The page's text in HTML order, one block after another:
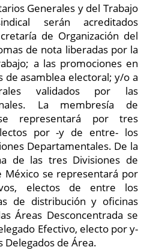
Generales y del Trabajo
serán acreditados
de Organización del
de nota liberadas por la
a las promociones en
de asamblea electoral; y/o a
validados por las
La membresía de
representará por tres
por -y de entre- los
Departamentales. De la
de las tres Divisiones de
México se representará por
electos de entre los
de distribución y oficinas
Áreas Desconcentrada se
Efectivo, electo por y-
Delegados de Área.